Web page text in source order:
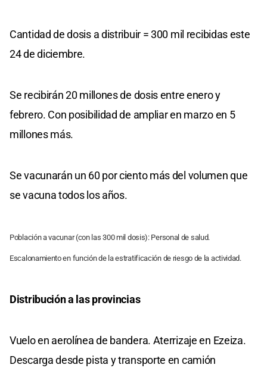
Cantidad de dosis a distribuir = 300 mil recibidas este
24 de diciembre.
Se recibirán 20 millones de dosis entre enero y
febrero. Con posibilidad de ampliar en marzo en 5
millones más.
Se vacunarán un 60 por ciento más del volumen que
se vacuna todos los años.
Población a vacunar (con las 300 mil dosis): Personal de salud.
Escalonamiento en función de la estratificación de riesgo de la actividad.
Distribución a las provincias
Vuelo en aerolínea de bandera. Aterrizaje en Ezeiza.
Descarga desde pista y transporte en camión